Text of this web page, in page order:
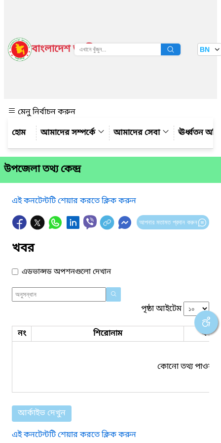
বাংলাদেশ জাতীয় তথ্য বাতায়ন BN
মেনু নির্বাচন করুন
আমাদের সম্পর্কে
আমাদের সেবা ঊর্ধ্বতন
উপজেলা তথ্য কেন্দ্র
এই কনটেন্টটি শেয়ার করতে ক্লিক করুন
আপনার মতামত প্রদান করুন
খবর
এডভান্সড অপশনগুলো দেখান
পৃষ্ঠা আইটেম
নং শিরোনাম ফাইল
কোনো তথ্য পাওয়া
আর্কাইভ দেখুন
এই কনটেন্টটি শেয়ার করতে ক্লিক করুন